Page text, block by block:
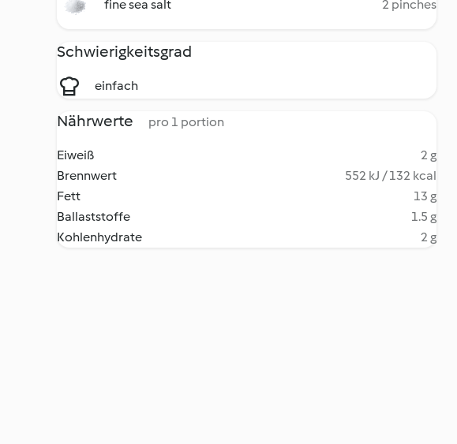
fine sea salt 2 pinches
Schwierigkeitsgrad
einfach
Nährwerte pro 1 portion
Eiweiß
2 g
Brennwert
552 kJ / 132 kcal
Fett
13 g
Ballaststoffe
1.5 g
Kohlenhydrate
2 g